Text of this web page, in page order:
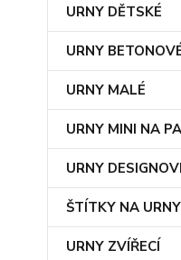
URNY DĚTSKÉ
URNY
URNY MALÉ
URNY MINI NA
URNY
ŠTÍTKY NA URNY
URNY ZVÍŘECÍ